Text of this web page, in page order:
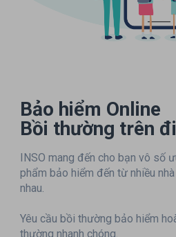
INSO mang đến cho bạn vô số
phẩm bảo hiểm đến từ nhiều
nhau.
Yêu cầu bồi thường bảo hiểm
thường nhanh chóng.
Bảo hiểm Online
Bồi thường trên